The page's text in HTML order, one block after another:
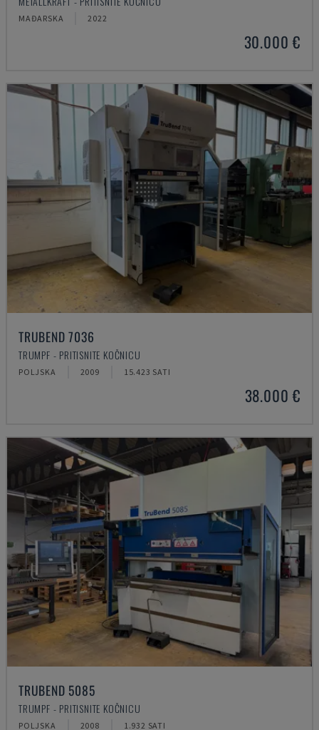
MAĐARSKA 2022
30.000 €
TRUBEND 7036
TRUMPF - PRITISNITE KOČNICU
POLJSKA 2009 15.423 SATI
38.000 €
TRUBEND 5085
TRUMPF - PRITISNITE KOČNICU
POLJSKA 2008 1.932 SATI